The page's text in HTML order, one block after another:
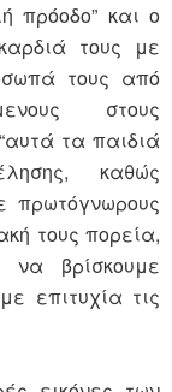
πρόοδο” και ο
τους με
τους από
στους
τα παιδιά
καθώς
πρωτόγνωρους
τους πορεία,
να βρίσκουμε
επιτυχία τις